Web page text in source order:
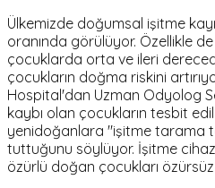
Ülkemizde doğumsal işitme
oranında görülüyor. Özellikle
çocuklarda orta ve ileri
çocukların doğma riskini
Hospital'dan Uzman Odyolog
kaybı olan çocukların tesbit
yenidoğanlara "işitme tarama
tuttuğunu söylüyor. İşitme
özürlü doğan çocukları